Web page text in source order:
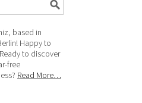
based in
Happy to
to discover
free
Read More…